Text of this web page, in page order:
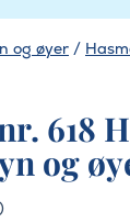
og øyer /
618
og